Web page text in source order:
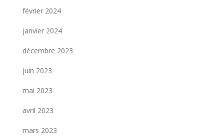
février 2024
janvier 2024
décembre 2023
juin 2023
mai 2023
avril 2023
mars 2023